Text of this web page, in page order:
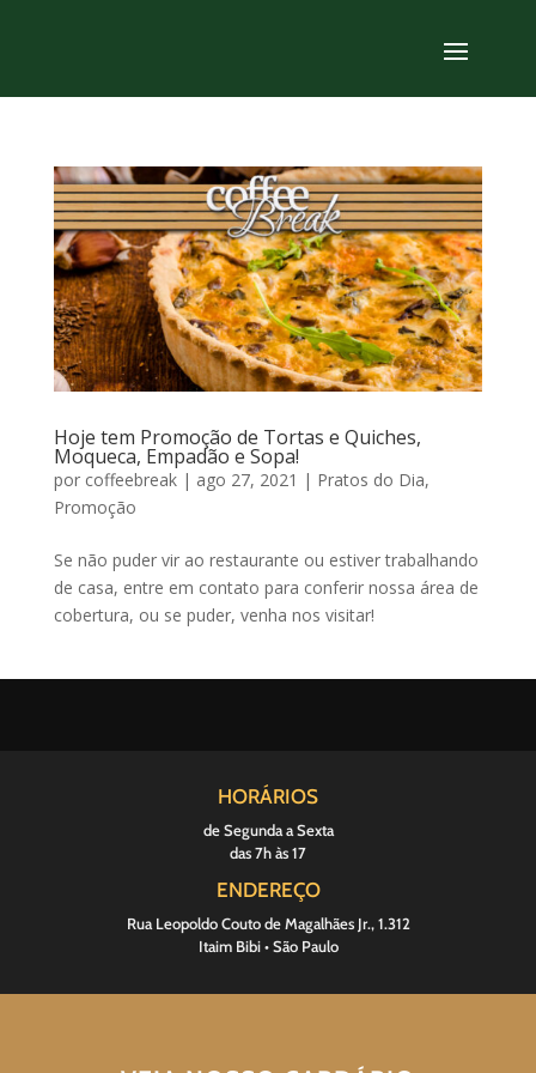
Hoje tem Promoção de Tortas e Quiches,
Moqueca, Empadão e Sopa!
por coffeebreak| ago 27, 2021 | Pratos do Dia,
Promoção
Se não puder vir ao restaurante ou estiver trabalhando
de casa, entre em contato para conferir nossa área de
cobertura, ou se puder, venha nos visitar!
HORÁRIOS
de Segunda a Sexta
das 7h às 17
ENDEREÇO
Rua Leopoldo Couto de Magalhães Jr., 1.312
Itaim Bibi • São Paulo